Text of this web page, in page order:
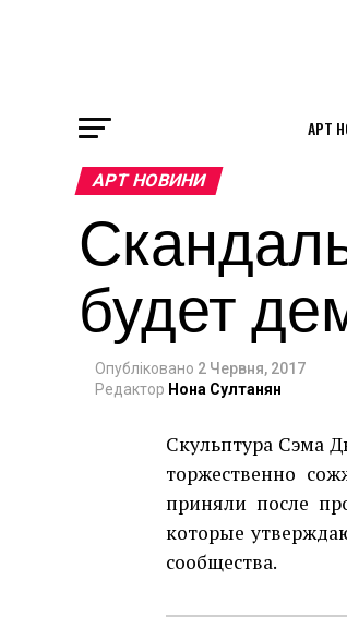
АРТ
АРТ НОВИНИ
будет
Опубліковано 2 Червня, 2017
Редактор Нона Султанян
Скульптура Сэма
торжественно
приняли после
которые
сообщества.